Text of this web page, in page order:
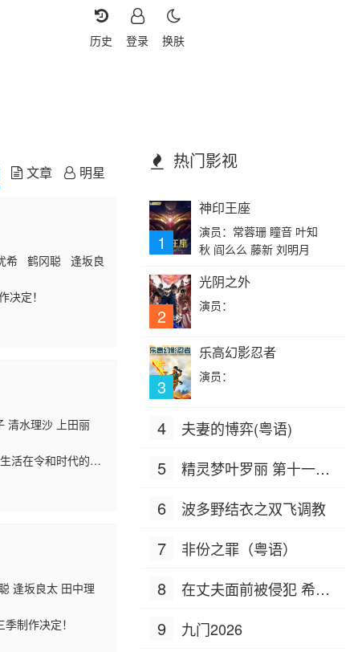
换肤
登录
历史
文章 明星
希 鹤冈聪 逢坂良
定！
清水理沙 上田丽
活在令和时代的女
事故现场的商店
逢坂良太 田中理
制作决定！
热门影视
1
神印王座
演员：常蓉珊 瞳音 叶知
秋 阎么么 藤新 刘明月
2
光阴之外
演员：
3
乐高幻影忍者
演员：
4 夫妻的博弈(粤语)
5
精灵梦叶罗丽 第十一季
6 波多野结衣之双飞调教
7 非份之罪（粤语）
8
在丈夫面前被侵犯 希岛
9 九门2026